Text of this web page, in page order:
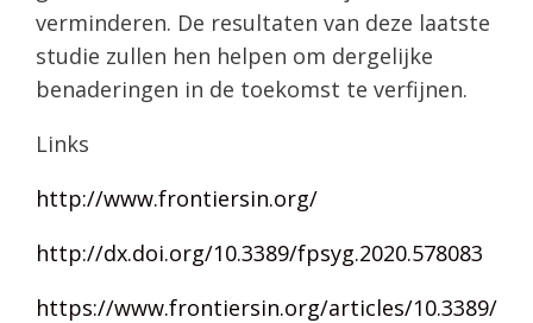
verminderen. De resultaten van deze laatste
studie zullen hen helpen om dergelijke
benaderingen in de toekomst te verfijnen.
Links
http://www.frontiersin.org/
http://dx.doi.org/10.3389/fpsyg.2020.578083
https://www.frontiersin.org/articles/10.3389/